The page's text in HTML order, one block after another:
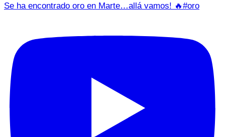
Se ha encontrado oro en Marte…allá vamos! 🔥#oro